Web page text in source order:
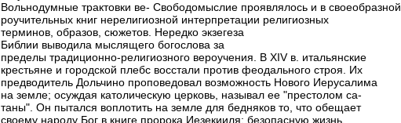
Вольнодумные трактовки ве- Свободомыслие проявлялось и в своеобразной,
роучительных книг нерелигиозной интерпретации религиозных
терминов, образов, сюжетов. Нередко экзегеза
Библии выводила мыслящего богослова за
пределы традиционно-религиозного вероучения. В XIV в. итальянские
крестьяне и городской плебс восстали против феодального строя. Их
предводитель Дольчино проповедовал возможность Нового Иерусалима
на земле; осуждая католическую церковь, называл ее "престолом са-
таны". Он пытался воплотить на земле для бедняков то, что обещает
своему народу Бог в книге пророка Иезекииля: безопасную жизнь,